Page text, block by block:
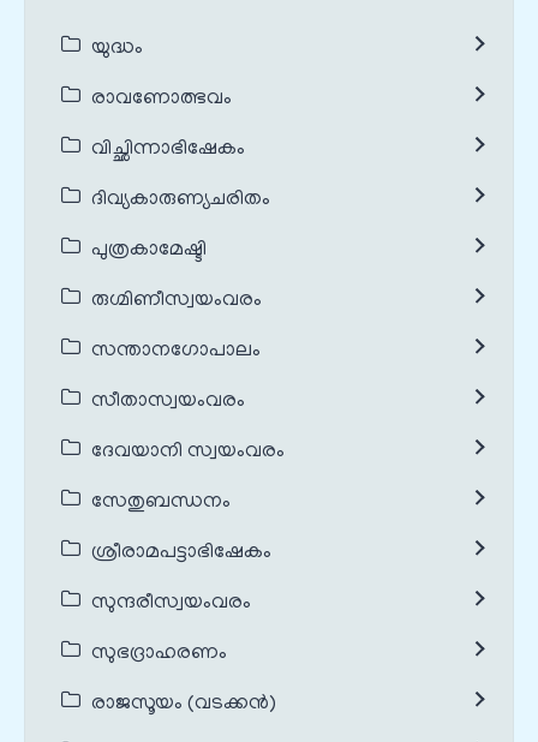
യുദ്ധം
രാവണോത്ഭവം
വിച്ഛിന്നാഭിഷേകം
ദിവ്യകാരുണ്യചരിതം
പുത്രകാമേഷ്ടി
രുഗ്മിണീസ്വയംവരം
സന്താനഗോപാലം
സീതാസ്വയംവരം
ദേവയാനി സ്വയംവരം
സേതുബന്ധനം
ശ്രീരാമപട്ടാഭിഷേകം
സുന്ദരീസ്വയംവരം
സുഭദ്രാഹരണം
രാജസൂയം (വടക്കൻ)